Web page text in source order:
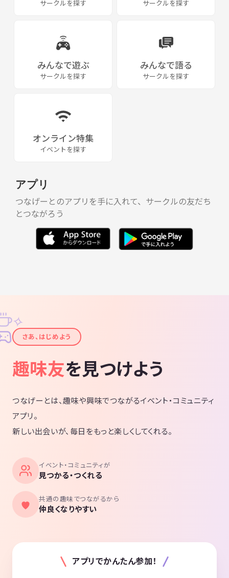
将来アニメを作ります！
アニメが好きな人、アニメを作りたい人、クリエイティブ
なことをしてる人、クリエイターを応援したい人と一緒に
活動したいと思います！
サークルを探す サークルを探す
みんなで遊ぶ
サークルを探す
みんなで語る
サークルを探す
オンライン特集
イベントを探す
アプリ
つなげーとのアプリを手に入れて、サークルの友だち
とつながろう
✦
✧
さあ、はじめよう
趣味友を見つけよう
つなげーとは、趣味や興味でつながるイベント・コミュニティ
アプリ。
新しい出会いが、毎日をもっと楽しくしてくれる。
イベント・コミュニティが
見つかる・つくれる
共通の趣味でつながるから
仲良くなりやすい
アプリでかんたん参加！